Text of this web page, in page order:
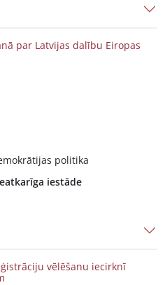
par Latvijas dalību Eiropas
politika
iestāde
vēlēšanu iecirknī